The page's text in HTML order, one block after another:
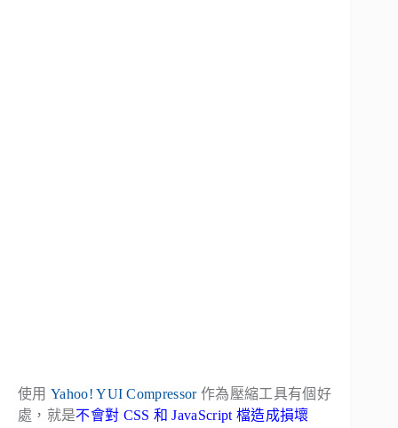
使用 Yahoo! YUI Compressor作為壓縮工具有個好
處，就是不會對 CSS 和 JavaScript 檔造成損壞